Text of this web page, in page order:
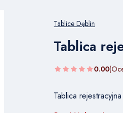
Tablice Dęblin
Tablica
0.00
Tablica